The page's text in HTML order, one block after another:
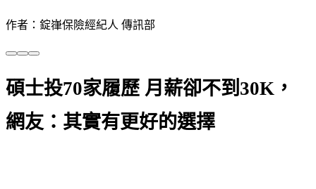
作者：錠嵂保險經紀人 傳訊部
碩士投70家履歷 月薪卻不到30K，
網友：其實有更好的選擇